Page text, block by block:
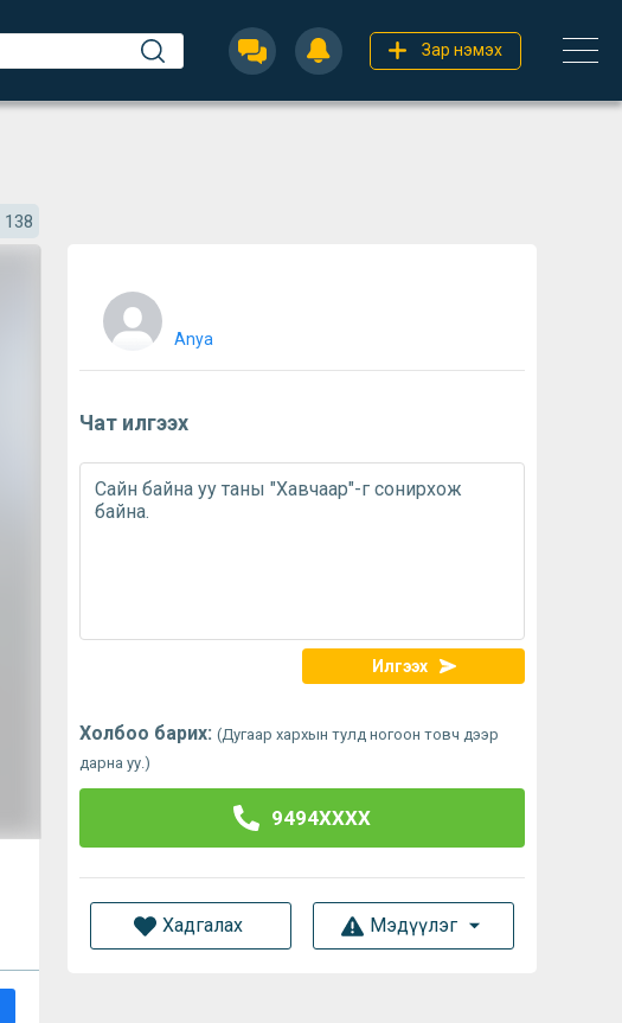
Зар нэмэх
138
Anya
Чат илгээх
Илгээх
Холбоо барих: (Дугаар хархын тулд ногоон товч дээр
дарна уу.)
9494XXXX
Хадгалах Мэдүүлэг